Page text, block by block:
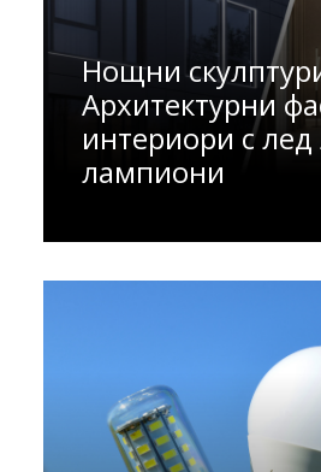
Нощни
Архитектурни
интериори с
лампиони